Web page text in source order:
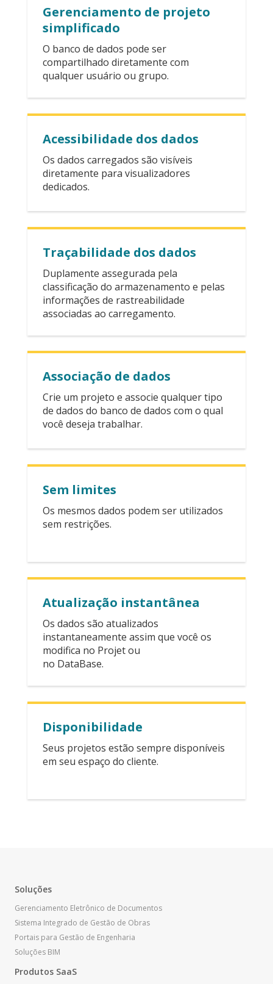
Gerenciamento de projeto
simplificado
O banco de dados pode ser
compartilhado diretamente com
qualquer usuário ou grupo.
Acessibilidade dos dados
Os dados carregados são visíveis
diretamente para visualizadores
dedicados.
Traçabilidade dos dados
Duplamente assegurada pela
classificação do armazenamento e pelas
informações de rastreabilidade
associadas ao carregamento.
Associação de dados
Crie um projeto e associe qualquer tipo
de dados do banco de dados com o qual
você deseja trabalhar.
Sem limites
Os mesmos dados podem ser utilizados
sem restrições.
Atualização instantânea
Os dados são atualizados
instantaneamente assim que você os
modifica no Projet ou
no DataBase.
Disponibilidade
Seus projetos estão sempre disponíveis
em seu espaço do cliente.
Soluções
Gerenciamento Eletrônico de Documentos
Sistema Integrado de Gestão de Obras
Portais para Gestão de Engenharia
Soluções BIM
Produtos SaaS